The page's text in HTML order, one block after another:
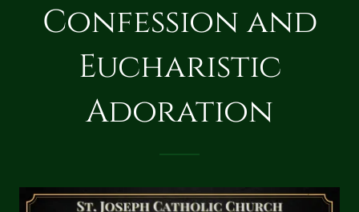
Confession and
Eucharistic
Adoration